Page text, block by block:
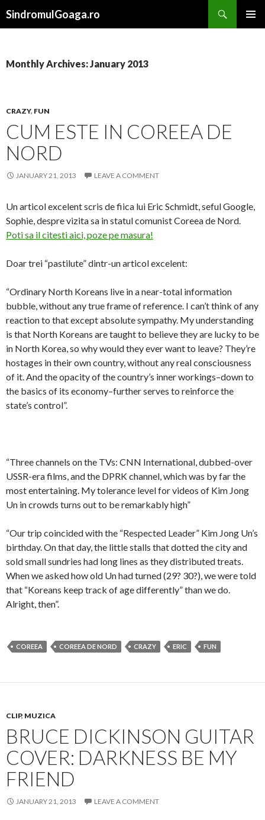
SindromulGoaga.ro
Monthly Archives: January 2013
CRAZY, FUN
CUM ESTE IN COREEA DE
NORD
JANUARY 21, 2013 LEAVE A COMMENT
Un articol excelent scris de fiica lui Eric Schmidt, seful Google,
Sophie, despre vizita sa in statul comunist Coreea de Nord.
Poti sa il citesti aici, poze pe masura!
Doar trei “pastilute” dintr-un articol excelent:
“Ordinary North Koreans live in a near-total information
bubble, without any true frame of reference. I can’t think of any
reaction to that except absolute sympathy. My understanding
is that North Koreans are taught to believe they are lucky to be
in North Korea, so why would they ever want to leave? They’re
hostages in their own country, without any real consciousness
of it. And the opacity of the country’s inner workings–down to
the basics of its economy–further serves to reinforce the
state’s control”.
“Three channels on the TVs: CNN International, dubbed-over
USSR-era films, and the DPRK channel, which was by far the
most entertaining. My tolerance level for videos of Kim Jong
Un in crowds turns out to be remarkably high”
“Our trip coincided with the “Respected Leader” Kim Jong Un’s
birthday. On that day, the little stalls that dotted the city and
sold small sundries had long lines as they distributed treats.
When we asked how old Un had turned (29? 30?), we were told
that “Koreans keep track of age differently” than we do.
Alright, then”.
COREEA COREEA DE NORD CRAZY ERIC FUN
CLIP, MUZICA
BRUCE DICKINSON GUITAR
COVER: DARKNESS BE MY
FRIEND
JANUARY 21, 2013 LEAVE A COMMENT